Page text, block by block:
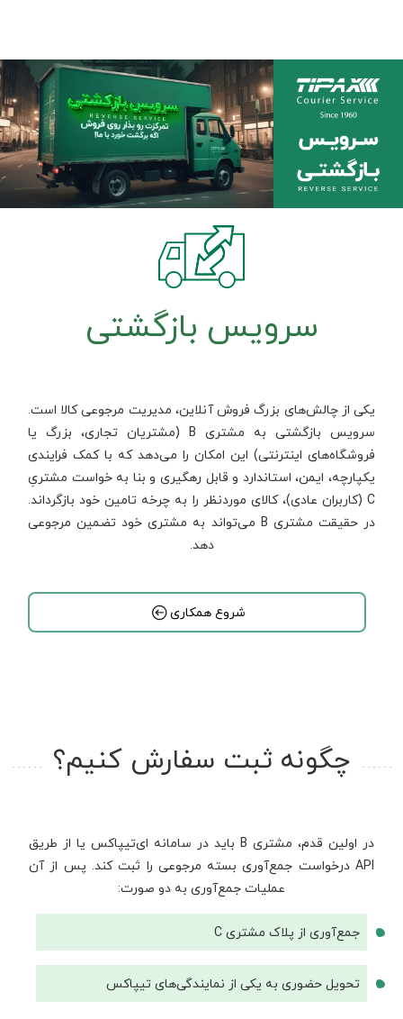
سرویس بازگشتی
یکی از چالش‌های بزرگ فروش آنلاین، مدیریت مرجوعی کالا است.
سرویس بازگشتی به مشتری B (مشتریان تجاری، بزرگ یا
فروشگاه‌های اینترنتی) این امکان را می‌دهد که با کمک فرایندی
یکپارچه، ایمن، استاندارد و قابل رهگیری و بنا به خواست مشتریِ
C (کاربران عادی)، کالای موردنظر را به چرخه تامین خود بازگرداند.
در حقیقت مشتری B می‌تواند به مشتری خود تضمین مرجوعی
دهد.
شروع همکاری
چگونه ثبت سفارش کنیم؟
در اولین قدم، مشتری B باید در سامانه‌ ای‌تیپاکس یا از طریق
API درخواست جمع‌آوری بسته‌ مرجوعی را ثبت کند. پس از آن
عملیات جمع‌آوری به دو صورت:
جمع‌آوری از پلاک مشتری C
تحویل حضوری به یکی از نمایندگی‌های تیپاکس